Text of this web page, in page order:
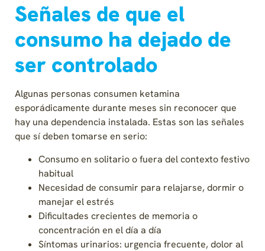
Señales de que el
consumo ha dejado de
ser controlado
Algunas personas consumen ketamina
esporádicamente durante meses sin reconocer que
hay una dependencia instalada. Estas son las señales
que sí deben tomarse en serio:
Consumo en solitario o fuera del contexto festivo
habitual
Necesidad de consumir para relajarse, dormir o
manejar el estrés
Dificultades crecientes de memoria o
concentración en el día a día
Síntomas urinarios: urgencia frecuente, dolor al